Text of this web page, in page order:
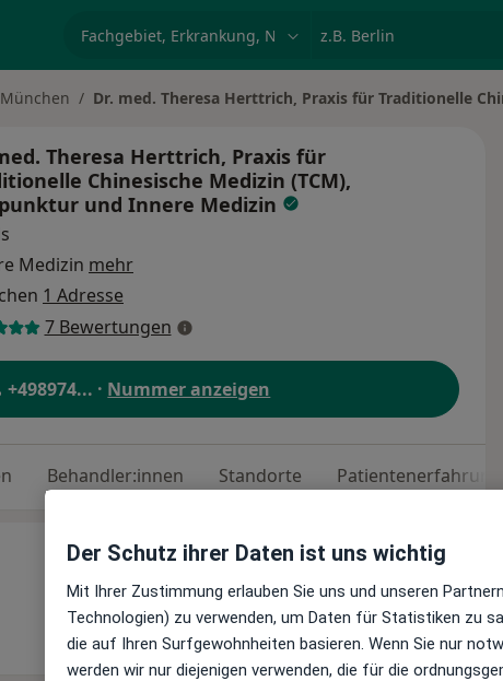
München Dr. med. Theresa Herttrich, Praxis für Traditionelle
Theresa Herttrich, Praxis für
Chinesische Medizin (TCM),
und Innere Medizin
Medizin mehr
1 Adresse
7 Bewertungen
+498974... · Nummer anzeigen
Behandler:innen Standorte
Der Schutz ihrer Daten ist uns wichtig
Mit Ihrer Zustimmung erlauben Sie uns und unseren
Technologien) zu verwenden, um Daten für Statistiken zu
die auf Ihren Surfgewohnheiten basieren. Wenn Sie nur
werden wir nur diejenigen verwenden, die für die